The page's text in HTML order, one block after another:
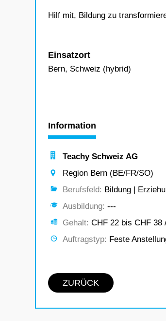
Hilf mit, Bildung zu
Einsatzort
Bern, Schweiz (hybrid)
Information
Teachy Schweiz AG
Region Bern (BE/FR/SO)
Berufsfeld: Bildung |
Ausbildung: ---
Gehalt: CHF 22 bis CHF 38
Auftragstyp: Feste
ZURÜCK